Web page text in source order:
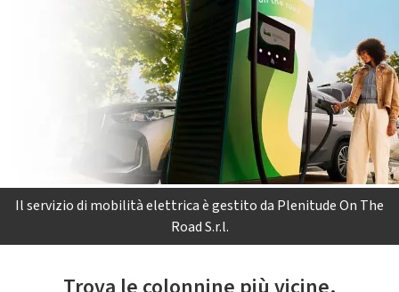
Il servizio di mobilità elettrica è gestito da Plenitude On The
Road S.r.l.